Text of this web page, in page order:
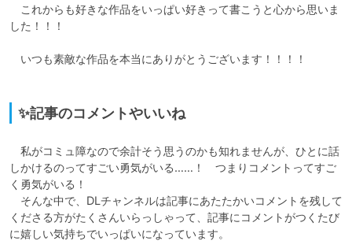
これからも好きな作品をいっぱい好きって書こうと心から思いま
した！！！
いつも素敵な作品を本当にありがとうございます！！！！
✨記事のコメントやいいね
私がコミュ障なので余計そう思うのかも知れませんが、ひとに話
しかけるのってすごい勇気がいる……！　つまりコメントってすご
く勇気がいる！
そんな中で、DLチャンネルは記事にあたたかいコメントを残して
くださる方がたくさんいらっしゃって、記事にコメントがつくたび
に嬉しい気持ちでいっぱいになっています。